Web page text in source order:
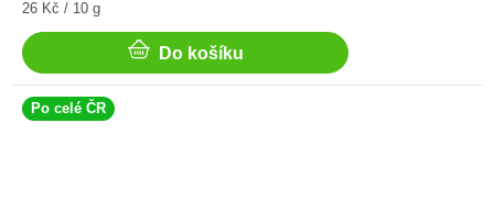
Měrná
26 Kč / 10 g
Do košíku
Po celé ČR